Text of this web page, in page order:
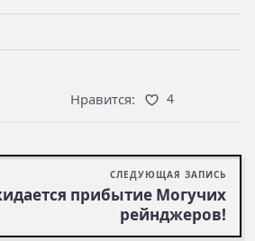
Нравится: 4
СЛЕДУЮЩАЯ ЗАПИСЬ
прибытие Могучих
рейнджеров!